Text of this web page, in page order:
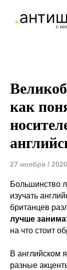
как
27 ноября / 2020
Большинство
изучать
британцев
лучше
на что стоит
В английском
разные